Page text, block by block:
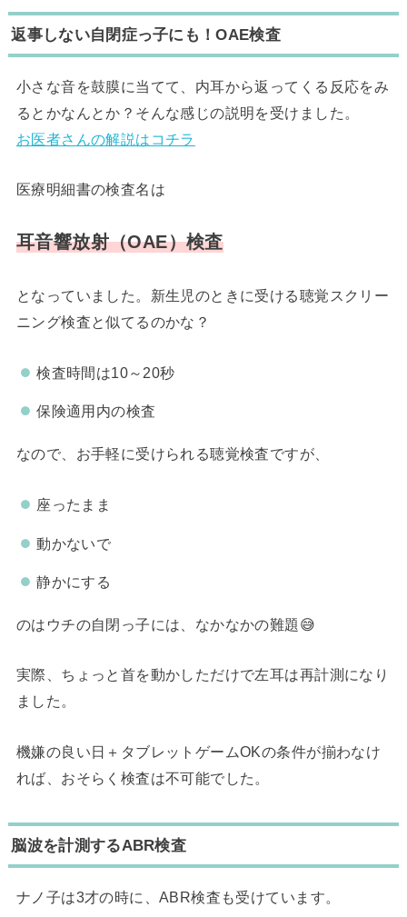
返事しない自閉症っ子にも！OAE検査
小さな音を鼓膜に当てて、内耳から返ってくる反応をみ
るとかなんとか？そんな感じの説明を受けました。
お医者さんの解説はコチラ
医療明細書の検査名は
耳音響放射（OAE）検査
となっていました。新生児のときに受ける聴覚スクリー
ニング検査と似てるのかな？
検査時間は10～20秒
保険適用内の検査
なので、お手軽に受けられる聴覚検査ですが、
座ったまま
動かないで
静かにする
のはウチの自閉っ子には、なかなかの難題😅
実際、ちょっと首を動かしただけで左耳は再計測になり
ました。
機嫌の良い日＋タブレットゲームOKの条件が揃わなけ
れば、おそらく検査は不可能でした。
脳波を計測するABR検査
ナノ子は3才の時に、ABR検査も受けています。